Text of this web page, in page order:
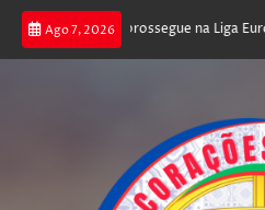
Ago 7, 2026
joga poker e prossegue na Liga Europa